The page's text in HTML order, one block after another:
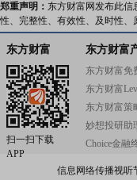
郑重声明： 东方财富网发布此
性、完整性、有效性、及时性
东方财富
扫一扫下载
APP
东方财富
东方财富免
东方财富
东方财富策
妙想投研助
Choice金融
信息网络传播视听